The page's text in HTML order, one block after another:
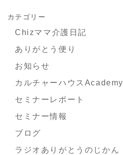
カテゴリー
Chizママ介護日記
ありがとう便り
お知らせ
カルチャーハウスAcademy
セミナーレポート
セミナー情報
ブログ
ラジオありがとうのじかん